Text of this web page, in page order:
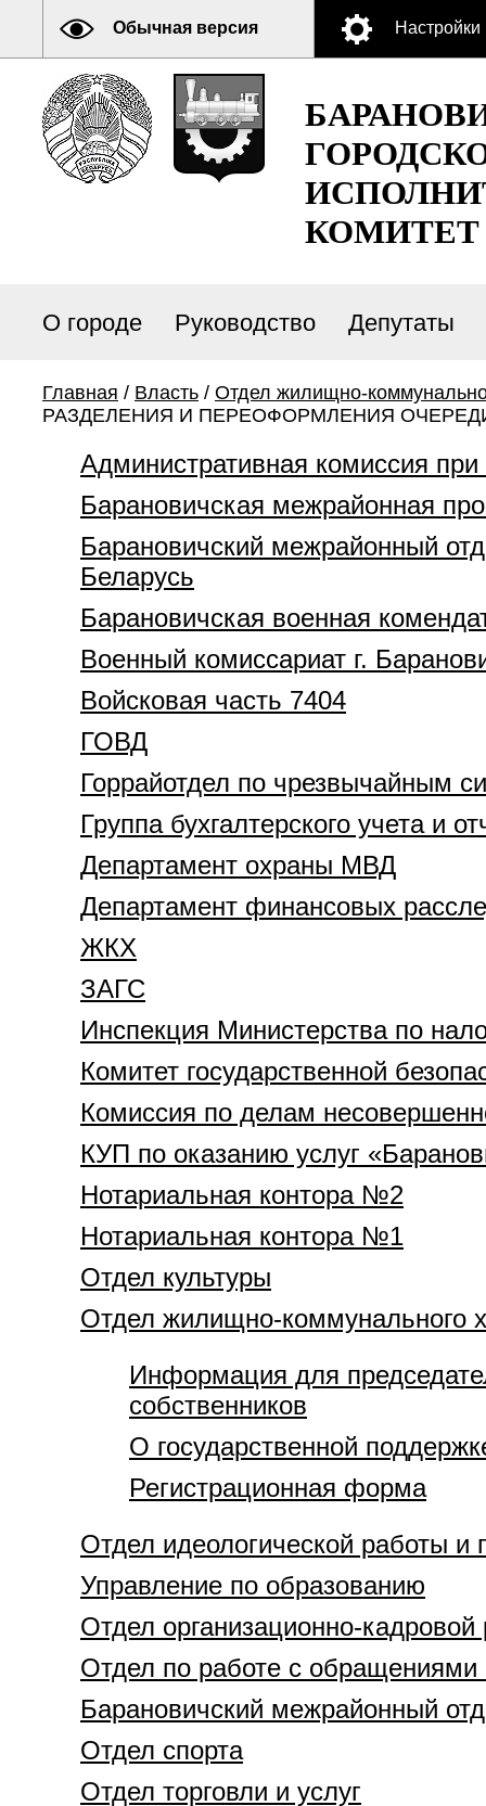
Обычная версия Настройки
КОМИТЕТ
О городе Руководство Депутаты
Главная / Власть / Отдел жилищно-
РАЗДЕЛЕНИЯ И ПЕРЕОФОРМЛЕНИЯ
Административная комиссия
Барановичская межрайонная
Барановичский межрайонный
Беларусь
Барановичская военная
Военный комиссариат г.
Войсковая часть 7404
ГОВД
Горрайотдел по чрезвычайным
Группа бухгалтерского учета и
Департамент охраны МВД
Департамент финансовых
ЖКХ
ЗАГС
Инспекция Министерства по
Комитет государственной
Комиссия по делам
КУП по оказанию услуг
Нотариальная контора №2
Нотариальная контора №1
Отдел культуры
Отдел жилищно-коммунального
Информация для
собственников
О государственной
Регистрационная форма
Отдел идеологической работы
Управление по образованию
Отдел организационно-кадровой
Отдел по работе с
Барановичский межрайонный
Отдел спорта
Отдел торговли и услуг